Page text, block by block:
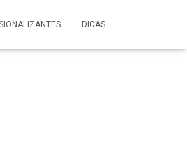
DICAS